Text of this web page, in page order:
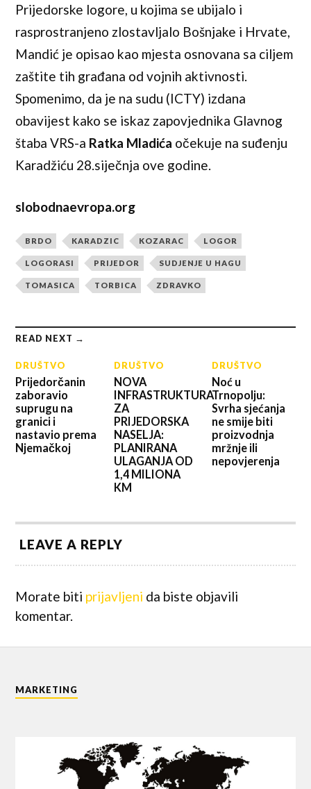
Prijedorske logore, u kojima se ubijalo i
rasprostranjeno zlostavljalo Bošnjake i Hrvate,
Mandić je opisao kao mjesta osnovana sa ciljem
zaštite tih građana od vojnih aktivnosti.
Spomenimo, da je na sudu (ICTY) izdana
obavijest kako se iskaz zapovjednika Glavnog
štaba VRS-a Ratka Mladića očekuje na suđenju
Karadžiću 28.siječnja ove godine.
slobodnaevropa.org
BRDO KARADZIC KOZARAC LOGOR
LOGORASI PRIJEDOR SUDJENJE U HAGU
TOMASICA TORBICA ZDRAVKO
READ NEXT →
DRUŠTVO
Prijedorčanin
zaboravio
suprugu na
granici i
nastavio prema
Njemačkoj
DRUŠTVO
NOVA
INFRASTRUKTURA
ZA
PRIJEDORSKA
NASELJA:
PLANIRANA
ULAGANJA OD
1,4 MILIONA
KM
DRUŠTVO
Noć u
Trnopolju:
Svrha sjećanja
ne smije biti
proizvodnja
mržnje ili
nepovjerenja
LEAVE A REPLY
Morate biti prijavljeni da biste objavili
komentar.
MARKETING